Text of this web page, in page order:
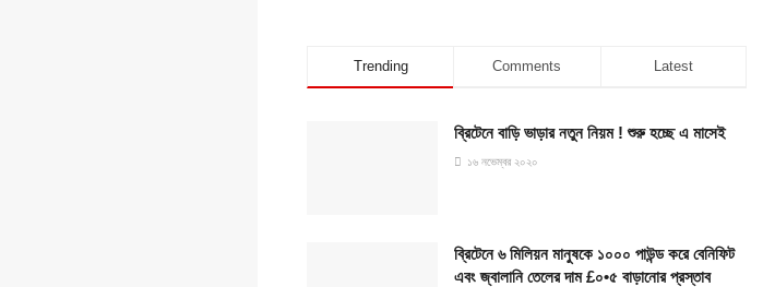
Trending Comments Latest
ব্রিটেনে বাড়ি ভাড়ার নতুন নিয়ম ! শুরু হচ্ছে এ মাসেই
১৬ নভেম্বর ২০২০
ব্রিটেনে ৬ মিলিয়ন মানুষকে ১০০০ পাউন্ড করে বেনিফিট
এবং জ্বালানি তেলের দাম £০•৫ বাড়ানোর প্রস্তাব